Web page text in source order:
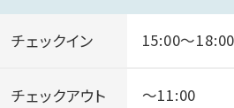
チェックイン 15:00～18:00
チェックアウト ～11:00